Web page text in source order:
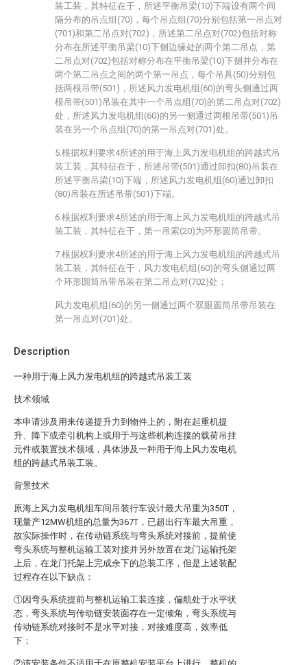
Description
一种用于海上风力发电机组的跨越式吊装工装
技术领域
本申请涉及用来传递提升力到物件上的，附在起重机提
升、降下或牵引机构上或用于与这些机构连接的载荷吊挂
元件或装置技术领域，具体涉及一种用于海上风力发电机
组的跨越式吊装工装。
背景技术
原海上风力发电机组车间吊装行车设计最大吊重为350T，
现量产12MW机组的总量为367T，已超出行车最大吊重，
故实际操作时，在传动链系统与弯头系统对接前，提前使
弯头系统与整机运输工装对接并另外放置在龙门运输托架
上后，在龙门托架上完成余下的总装工序，但是上述装配
过程存在以下缺点：
①因弯头系统提前与整机运输工装连接，偏航处于水平状
态，弯头系统与传动链安装面存在一定倾角，弯头系统与
传动链系统对接时不是水平对接，对接难度高，效率低
下；
装工装，其特征在于，所述平衡吊梁(10)下端设有两个间
隔分布的吊点组(70)，每个吊点组(70)分别包括第一吊点对
(701)和第二吊点对(702)，所述第二吊点对(702)包括对称
分布在所述平衡吊梁(10)下侧边缘处的两个第二吊点，第
二吊点对(702)包括对称分布在平衡吊梁(10)下侧并分布在
两个第二吊点之间的两个第一吊点，每个吊具(50)分别包
括两根吊带(501)，所述风力发电机组(60)的弯头侧通过两
根吊带(501)吊装在其中一个吊点组(70)的第二吊点对(702)
处，所述风力发电机组(60)的另一侧通过两根吊带(501)吊
装在另一个吊点组(70)的第一吊点对(701)处。
5.根据权利要求4所述的用于海上风力发电机组的跨越式吊
装工装，其特征在于，所述吊带(501)通过卸扣(80)吊装在
所述平衡吊梁(10)下端，所述风力发电机组(60)通过卸扣
(80)吊装在所述吊带(501)下端。
6.根据权利要求4所述的用于海上风力发电机组的跨越式吊
装工装，其特征在于，第一吊索(20)为环形圆筒吊带。
7.根据权利要求4所述的用于海上风力发电机组的跨越式吊
装工装，其特征在于，风力发电机组(60)的弯头侧通过两
个环形圆筒吊带吊装在第二吊点对(702)处；
风力发电机组(60)的另一侧通过两个双眼圆筒吊带吊装在
第一吊点对(701)处。